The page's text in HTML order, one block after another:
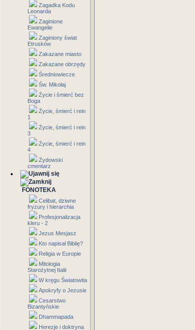
Zagadka Kodu
Leonarda
Zaginione
Ewangelie
Zaginiony świat
Etrusków
Zakazane miasto
Zakazane obrzędy
Średniowiecze
Św. Mikołaj
Życie i śmierć bez
Boga
Życie, śmierć i rein
1
Życie, śmierć i rein
3
Życie, śmierć i rein
4
Żydowski
cmentarz
FONOTEKA
Celibat, dziwne
fryzury i hierarchia
Profesjonalizacja
kleru - 2
Jezus Mesjasz
Kto napisał Biblię?
Religia w Europie
Mitologia
Starożytnej Italii
W kręgu Światowita
Apokryfy o Jezusie
Cesarstwo
Bizantyńskie
Dhammapada
Herezje i doktryna